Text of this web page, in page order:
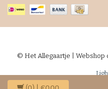
© Het Allegaartje | Webshop